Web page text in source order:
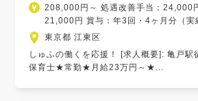
208,000円～ 処遇改善手当：24,000
21,000円 賞与：年3回・4ヶ月分（実
東京都 江東区
しゅふの働くを応援！ [求人概要]: 亀戸
保育士★常勤★月給23万円～★...